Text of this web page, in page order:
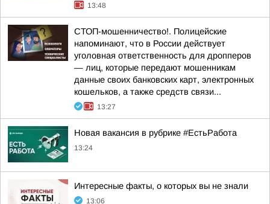
13:48
СТОП-мошенничество!. Полицейские
напоминают, что в России действует
уголовная ответственность для дропперов
— лиц, которые передают мошенникам
данные своих банковских карт, электронных
кошельков, а также средств связи...
13:27
Новая вакансия в рубрике #ЕстьРабота
13:24
Интересные факты, о которых вы не знали
13:06